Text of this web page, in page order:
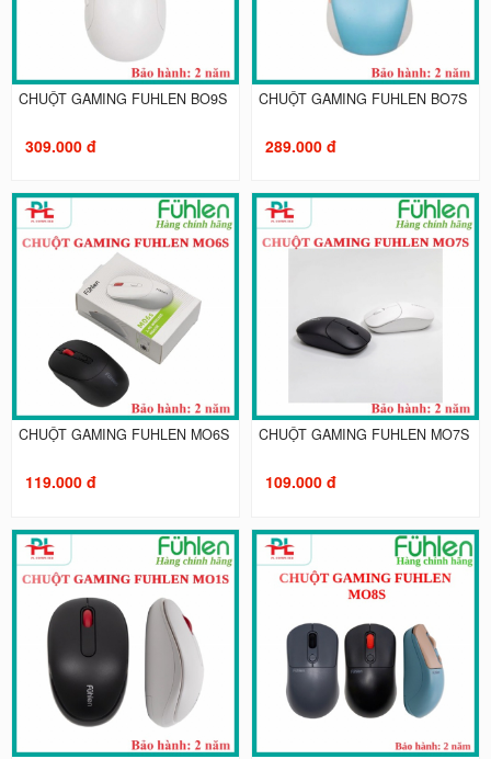
CHUỘT GAMING FUHLEN BO9S
309.000 đ
CHUỘT GAMING FUHLEN BO7S
289.000 đ
CHUỘT GAMING FUHLEN MO6S
119.000 đ
CHUỘT GAMING FUHLEN MO7S
109.000 đ